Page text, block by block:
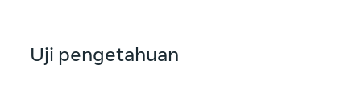
Uji pengetahuan